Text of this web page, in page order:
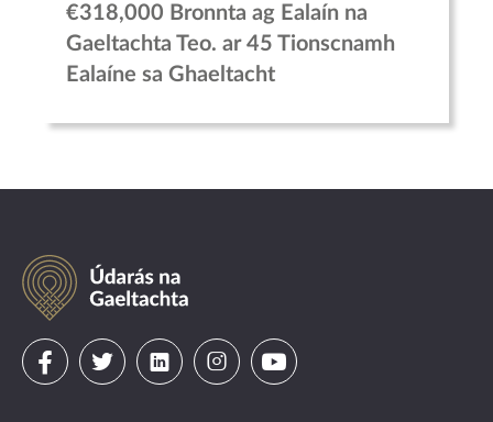
€318,000 Bronnta ag Ealaín na
Gaeltachta Teo. ar 45 Tionscnamh
Ealaíne sa Ghaeltacht
Údarás
na
Gaeltachta
VisitVisitVisitVisitVisit